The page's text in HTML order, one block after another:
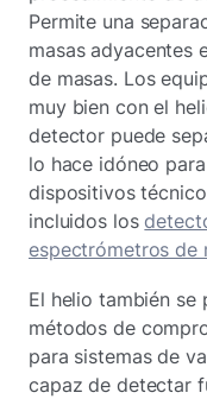
Permite una
masas adyacentes
de masas. Los
muy bien con el
detector puede
lo hace idóneo
dispositivos
incluidos los
espectrómetros de
El helio también se
métodos de
para sistemas de
capaz de detectar